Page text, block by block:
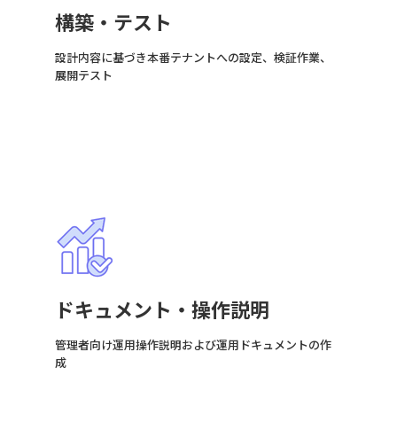
構築・テスト
設計内容に基づき本番テナントへの設定、検証作業、
展開テスト
ドキュメント・操作説明
管理者向け運用操作説明および運用ドキュメントの作
成